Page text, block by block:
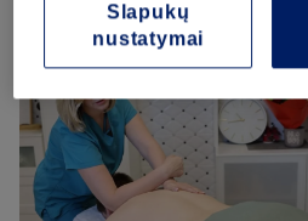
Slapukų
nustatymai